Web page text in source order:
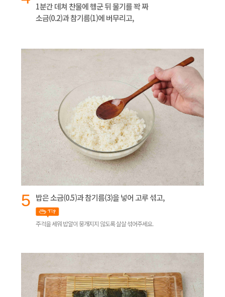
1분간 데쳐 찬물에 헹군 뒤 물기를 꽉 짜
소금(0.2)과 참기름(1)에 버무리고,
5 밥은 소금(0.5)과 참기름(3)을 넣어 고루 섞고,
주걱을 세워 밥알이 뭉개지지 않도록 살살 섞어주세요.